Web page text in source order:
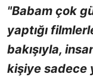
"Babam çok
yaptığı
bakışıyla,
kişiye sadece